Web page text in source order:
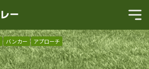
バンカー アプローチ